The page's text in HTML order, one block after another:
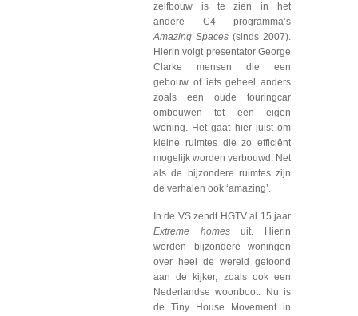
zelfbouw is te zien in het
andere C4 programma’s
Amazing Spaces (sinds 2007).
Hierin volgt presentator George
Clarke mensen die een
gebouw of iets geheel anders
zoals een oude touringcar
ombouwen tot een eigen
woning. Het gaat hier juist om
kleine ruimtes die zo efficiënt
mogelijk worden verbouwd. Net
als de bijzondere ruimtes zijn
de verhalen ook ‘amazing’.
In de VS zendt HGTV al 15 jaar
Extreme homesuit. Hierin
worden bijzondere woningen
over heel de wereld getoond
aan de kijker, zoals ook een
Nederlandse woonboot. Nu is
de Tiny House Movement in